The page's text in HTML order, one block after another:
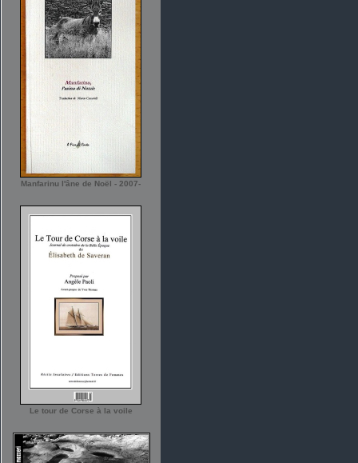
Manfarinu l'âne de Noël - 2007-
Le tour de Corse à la voile